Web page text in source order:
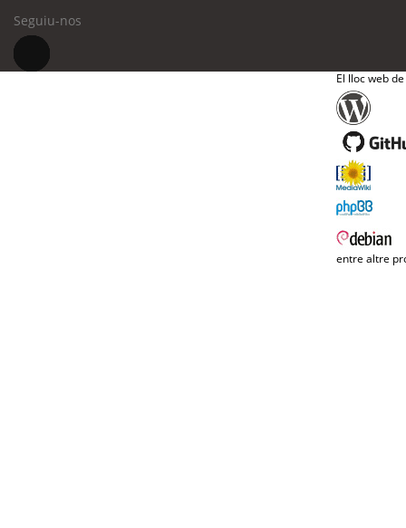
Seguiu-nos
El lloc web
entre altre